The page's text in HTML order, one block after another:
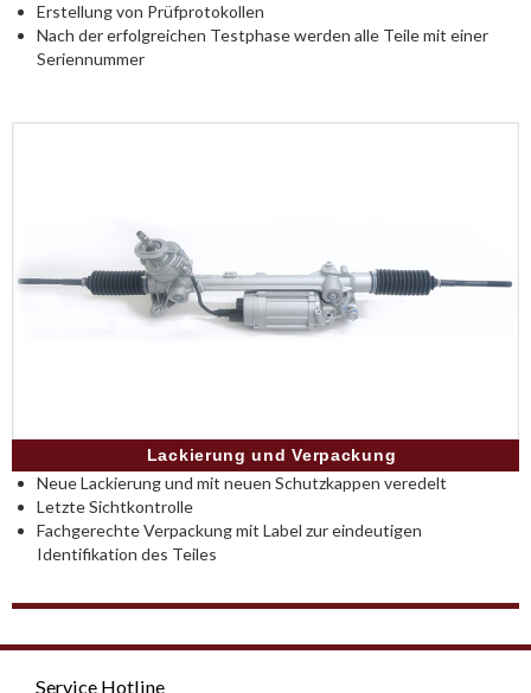
Erstellung von Prüfprotokollen
Nach der erfolgreichen Testphase werden alle Teile mit einer
Seriennummer
Lackierung und Verpackung
Neue Lackierung und mit neuen Schutzkappen veredelt
Letzte Sichtkontrolle
Fachgerechte Verpackung mit Label zur eindeutigen
Identifikation des Teiles
Service Hotline